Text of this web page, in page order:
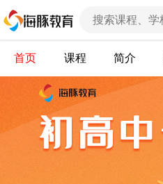
首页 课程 简介